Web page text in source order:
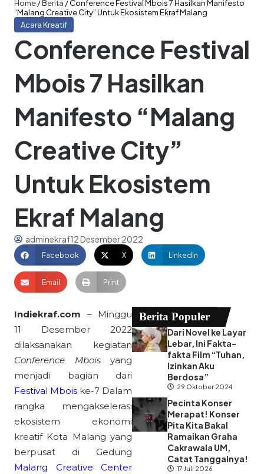
Home/Berita /Conference Festival Mbois 7 Hasilkan Manifesto
“Malang Creative City” Untuk Ekosistem Ekraf Malang
Acara Kreatif
Conference Festival
Mbois 7 Hasilkan
Manifesto “Malang
Creative City”
Untuk Ekosistem
Ekraf Malang
adminekraf12 Desember 2022
Facebook X LinkedIn
Email Print
Indiekraf.com – Minggu
11 Desember 2022
dilaksanakan kegiatan
Conference Mbois yang
menjadi bagian dari
Festival Mbois ke-7 Dalam
rangka mengakselerasi
ekosistem ekonomi
kreatif Kota Malang yang
berpusat di Gedung
Malang Creative Center
Berita Populer
Dari Novel ke Layar
Lebar, Ini Fakta-
fakta Film “Tuhan,
Izinkan Aku
Berdosa”
29 Oktober 2024
Pecinta Konser
Merapat! Konser
Pita Kita Bakal
Ramaikan Graha
Cakrawala UM,
Catat Tanggalnya!
17 Juli 2026